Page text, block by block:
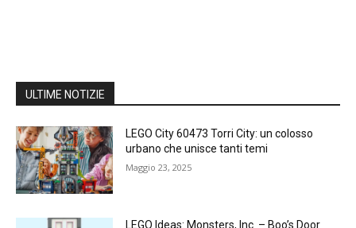
ULTIME NOTIZIE
LEGO City 60473 Torri City: un colosso
urbano che unisce tanti temi
Maggio 23, 2025
LEGO Ideas: Monsters, Inc. – Boo’s Door